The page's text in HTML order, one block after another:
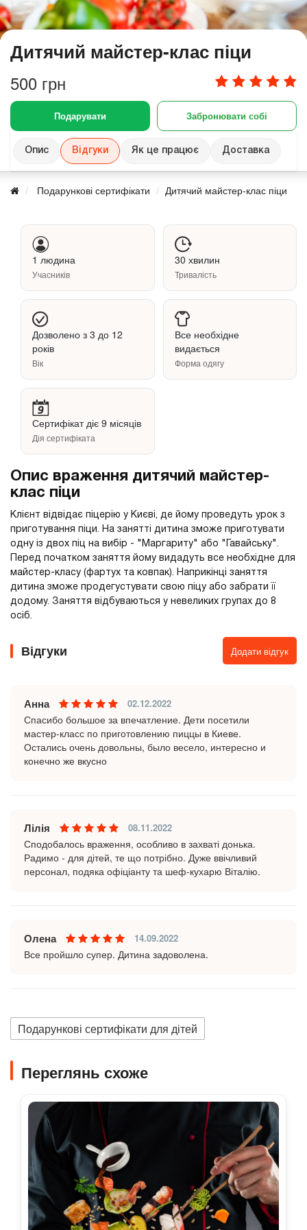
Дитячий майстер-клас піци
500 грн
Подарувати Забронювати собі
Опис Відгуки Як це працює Доставка
Подарункові сертифікати Дитячий майстер-клас піци
1 людина
Учасників
30 хвилин
Тривалість
Дозволено з 3 до 12
років
Вік
Все необхідне
видається
Форма одягу
Сертифікат діє 9 місяців
Дія сертифіката
Опис враження дитячий майстер-
клас піци
Клієнт відвідає піцерію у Києві, де йому проведуть урок з
приготування піци. На занятті дитина зможе приготувати
одну із двох піц на вибір - "Маргариту" або "Гавайську".
Перед початком заняття йому видадуть все необхідне для
майстер-класу (фартух та ковпак). Наприкінці заняття
дитина зможе продегустувати свою піцу або забрати її
додому. Заняття відбуваються у невеликих групах до 8
осіб.
Відгуки Додати відгук
Анна 02.12.2022
Спасибо большое за впечатление. Дети посетили
мастер-класс по приготовлению пиццы в Киеве.
Остались очень довольны, было весело, интересно и
конечно же вкусно
Лілія 08.11.2022
Сподобалось враження, особливо в захваті донька.
Радимо - для дітей, те що потрібно. Дуже ввічливий
персонал, подяка офіціанту та шеф-кухарю Віталію.
Олена 14.09.2022
Все пройшло супер. Дитина задоволена.
Подарункові сертифікати для дітей
Переглянь схоже